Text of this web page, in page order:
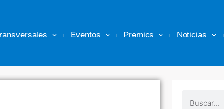
Eventos Premios Noticias